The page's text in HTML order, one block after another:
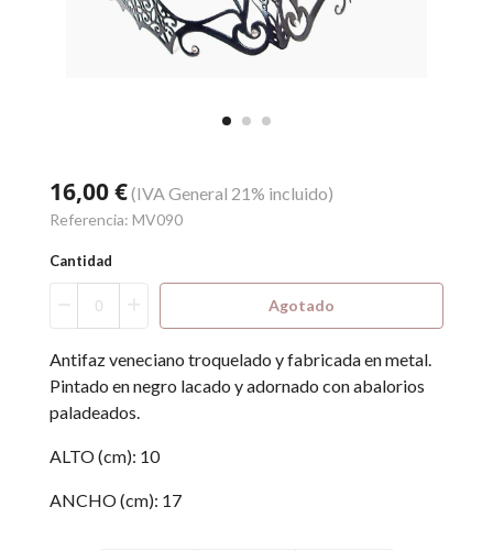
16,00 €(IVA General 21% incluido)
Referencia: MV090
Cantidad
Agotado
Antifaz veneciano troquelado y fabricada en metal.
Pintado en negro lacado y adornado con abalorios
paladeados.
ALTO (cm): 10
ANCHO (cm): 17